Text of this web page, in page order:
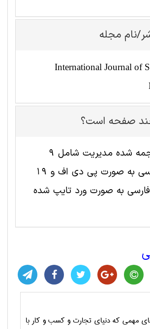
نام مجله
International Journal of
صفحه است؟
این مقاله ترجمه شده مديريت شامل 9
صفحه انگلیسی به صورت پی دی اف و 19
به صورت ورد تایپ شده
مهمی که دنیای تجارت و کسب و کار با